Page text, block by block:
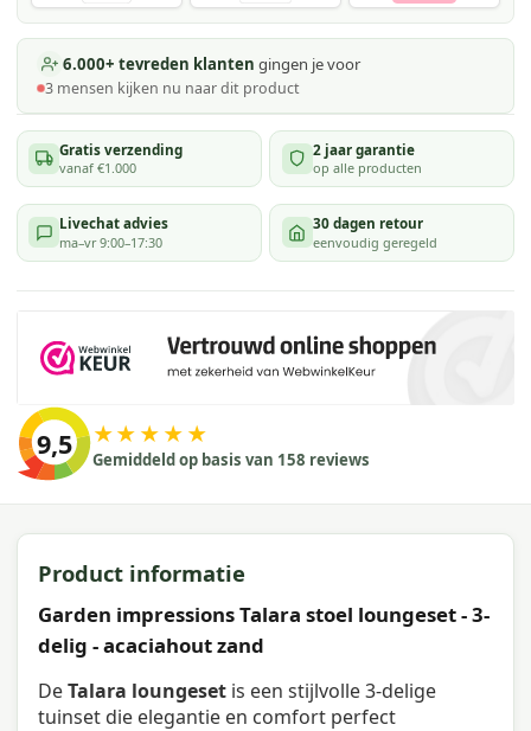
6.000+ tevreden klanten gingen je voor
3 mensen kijken nu naar dit product
Gratis verzending
vanaf €1.000
2 jaar garantie
op alle producten
Livechat advies
ma–vr 9:00–17:30
30 dagen retour
eenvoudig geregeld
9,5 ★★★★★
Gemiddeld op basis van 158 reviews
Product informatie
Garden impressions Talara stoel loungeset - 3-
delig - acaciahout zand
DeTalara loungeset is een stijlvolle 3-delige
tuinset die elegantie en comfort perfect